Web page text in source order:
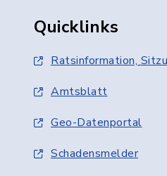
Quicklinks
Ratsinformation,
Amtsblatt
Geo-Datenportal
Schadensmelder